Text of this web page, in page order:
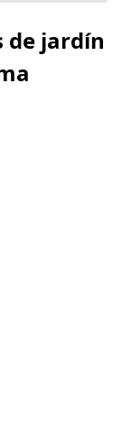
de jardín